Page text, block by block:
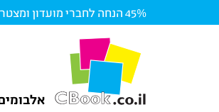
45% הנחה לחברי מועדון ומצטרפים חדשים |